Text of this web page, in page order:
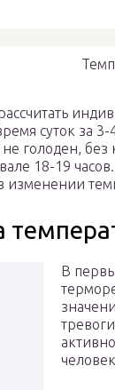
суток за
не голоден,
18-19
изменении
В